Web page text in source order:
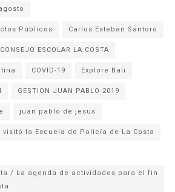
Públicos
Carlos Esteban Santoro
CONSEJO ESCOLAR LA COSTA
COVID-19
Explore Bali
GESTION JUAN PABLO 2019
juan pablo de jesus
/ La agenda de actividades para el fin